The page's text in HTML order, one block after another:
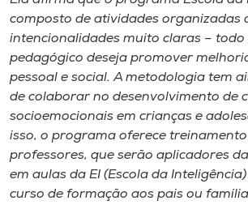
composto de atividades organizadas
intencionalidades muito claras –
pedagógico deseja promover
pessoal e social. A metodologia tem
de colaborar no desenvolvimento de
socioemocionais em crianças e
isso, o programa oferece treinamento
professores, que serão aplicadores
em aulas da EI (Escola da
curso de formação aos pais ou